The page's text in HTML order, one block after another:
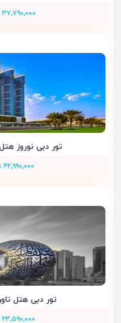
۳۷,۷۹۰,۰۰۰
تور دبی نوروز
۴۲,۹۹۰,۰۰۰
تور دبی هتل تاور
۲۳,۵۹۰,۰۰۰